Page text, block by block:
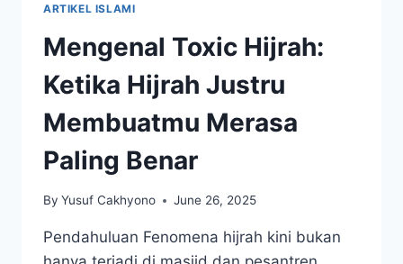
ARTIKEL ISLAMI
Mengenal Toxic Hijrah:
Ketika Hijrah Justru
Membuatmu Merasa
Paling Benar
By Yusuf Cakhyono June 26, 2025
Pendahuluan Fenomena hijrah kini bukan